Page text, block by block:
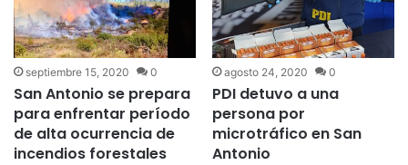
septiembre 15, 2020 0
San Antonio se prepara
para enfrentar período
de alta ocurrencia de
incendios forestales
agosto 24, 2020 0
PDI detuvo a una
persona por
microtráfico en San
Antonio